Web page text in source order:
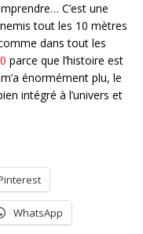
C’est une
tout les 10 mètres
dans tout les
parce que l’histoire est
énormément plu, le
intégré à l’univers et
WhatsApp